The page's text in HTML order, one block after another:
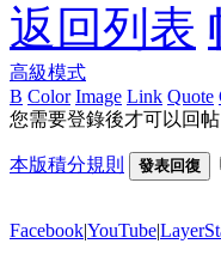
返回列表
高級模式
B Color Image Link Quote
您需要登錄後才可以回帖
本版積分規則 發表回復
Facebook|YouTube|